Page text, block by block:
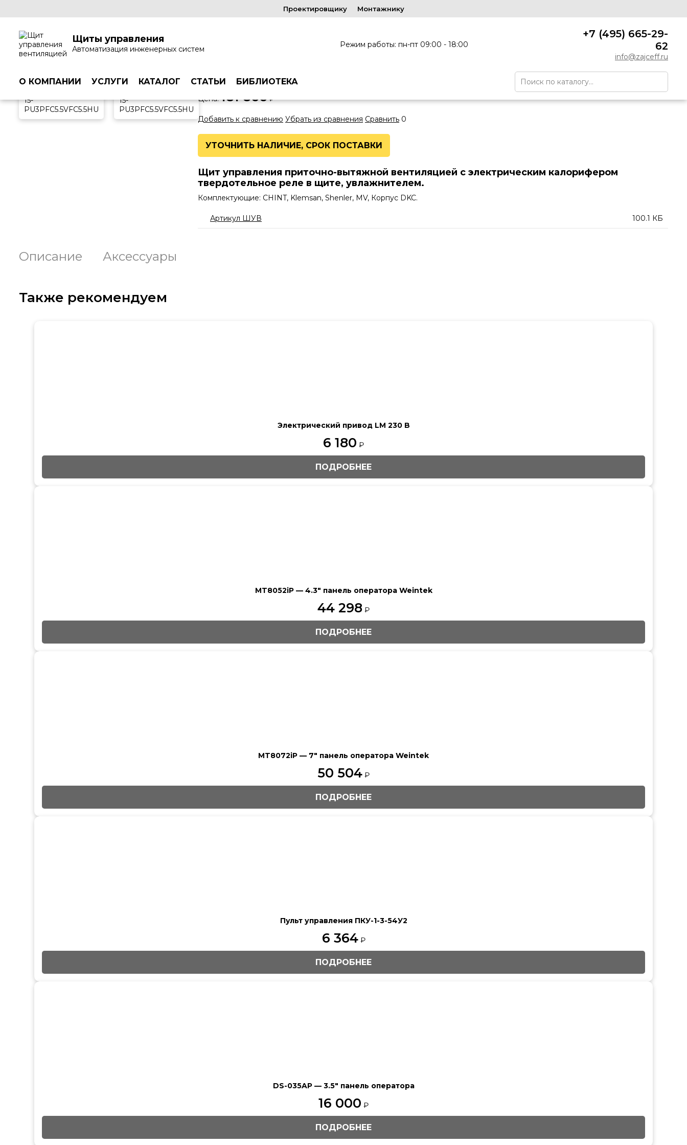
Проектировщику Монтажнику
Щиты управления
Автоматизация инженерных систем Режим работы: пн-пт 09:00 - 18:00
+7 (495) 665-29-
62
info@zajceff.ru
О КОМПАНИИ
О нас
Отзывы
УСЛУГИ КАТАЛОГ
Щиты и автоматика
Датчики
СТАТЬИ БИБЛИОТЕКА
ШУВ BAC-Y3SCM245EOSX15-15-PU3PFC5.5VFC5.5HU
Код товара: ШУВ BAC-Y3SCM245EOSX1515PU3PFC5.5VFC5.5HU
Цена:181 866₽
Добавить к сравнению Убрать из сравнения Сравнить 0
УТОЧНИТЬ НАЛИЧИЕ, СРОК ПОСТАВКИ
Щит управления приточно-вытяжной вентиляцией с электрическим калорифером
твердотельное реле в щите, увлажнителем.
Комплектующие: CHINT, Klemsan, Shenler, MV, Корпус DKC.
Артикул ШУВ 100.1 КБ
Описание Аксессуары
Также рекомендуем
Электрический привод LM 230 B
6 180 ₽
ПОДРОБНЕЕ
MT8052iP — 4.3″ панель оператора Weintek
44 298 ₽
ПОДРОБНЕЕ
MT8072iP — 7″ панель оператора Weintek
50 504 ₽
ПОДРОБНЕЕ
Пульт управления ПКУ-1-3-54У2
6 364₽
ПОДРОБНЕЕ
DS-035AP — 3.5″ панель оператора
16 000 ₽
ПОДРОБНЕЕ